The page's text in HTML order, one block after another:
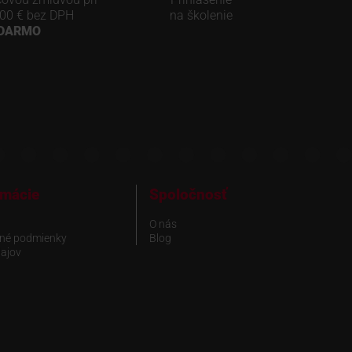
€ bez DPH
na školenie
podmienky
Spoločnosť
O nás
Blog